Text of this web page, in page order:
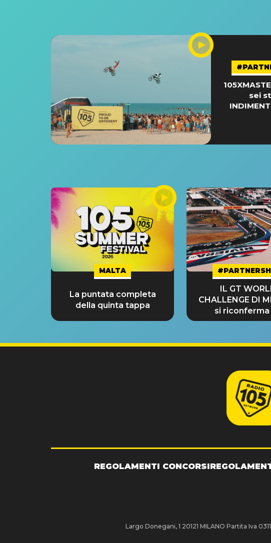
sei
MALTA
La puntata completa
della quinta tappa
IL GT
CHALLENGE DI
si riconferma
GRANDE
REGOLAMENTI CONCORSI
Largo Donegani, 1 20121 MILANO Partita Iva